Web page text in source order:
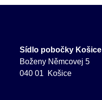
Sídlo pobočky Košice
Boženy Němcovej 5
040 01 Košice